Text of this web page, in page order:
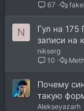
67
N
Гул на 175
записи на
nikserg
10
Почему
такую
Alekseyazarh